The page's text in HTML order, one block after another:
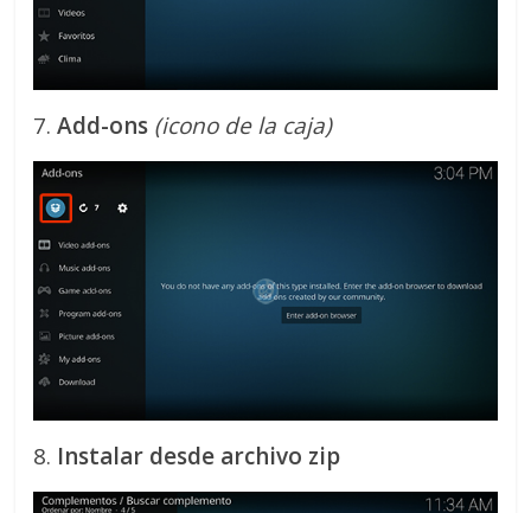
7.Add-ons (icono de la caja)
8. Instalar desde archivo zip